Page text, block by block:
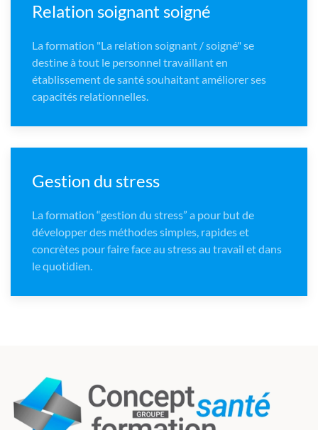
Relation soignant soigné
La formation "La relation soignant / soigné" se
destine à tout le personnel travaillant en
établissement de santé souhaitant améliorer ses
capacités relationnelles.
Gestion du stress
La formation “gestion du stress” a pour but de
développer des méthodes simples, rapides et
concrètes pour faire face au stress au travail et dans
le quotidien.